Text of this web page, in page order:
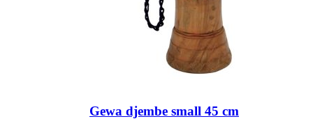
Gewa djembe small 45 cm